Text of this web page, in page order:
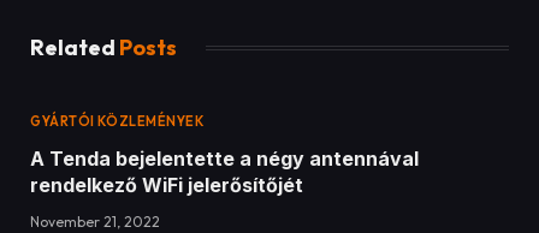
Related Posts
GYÁRTÓI KÖZLEMÉNYEK
A Tenda bejelentette a négy antennával
rendelkező WiFi jelerősítőjét
November 21, 2022